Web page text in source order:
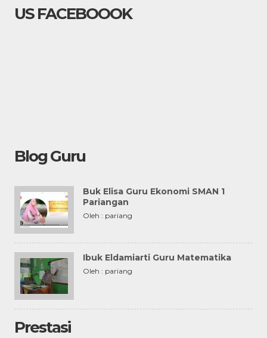
US FACEBOOOK
Blog Guru
Buk Elisa Guru Ekonomi SMAN 1
Pariangan
Oleh : pariang
Ibuk Eldamiarti Guru Matematika
Oleh : pariang
Prestasi